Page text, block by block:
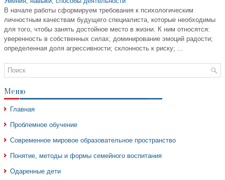
В начале работы сформируем требования к психологическим
личностным качествам будущего специалиста, которые необходимы
для того, чтобы занять достойное место в жизни. К ним относятся:
уверенность в собственных силах; доминирование эмоций радости;
определенная доля агрессивности; склонность к риску; ...
Меню
Главная
Проблемное обучение
Современное мировое образовательное пространство
Понятие, методы и формы семейного воспитания
Одаренные дети